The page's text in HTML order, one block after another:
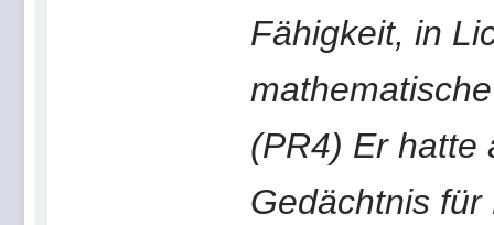
Fähigkeit, in
(PR4) Er hatte
Gedächtnis